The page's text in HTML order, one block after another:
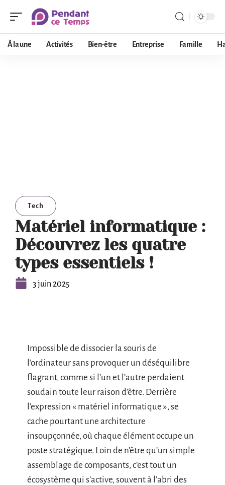
À la une Activités Bien-être Entreprise Famille
Tech
Matériel informatique :
Découvrez les quatre
types essentiels !
3 juin 2025
Impossible de dissocier la souris de
l’ordinateur sans provoquer un déséquilibre
flagrant, comme si l’un et l’autre perdaient
soudain toute leur raison d’être. Derrière
l’expression « matériel informatique », se
cache pourtant une architecture
insoupçonnée, où chaque élément occupe un
poste stratégique. Loin de n’être qu’un simple
assemblage de composants, c’est tout un
écosystème qui s’active, souvent à l’abri des